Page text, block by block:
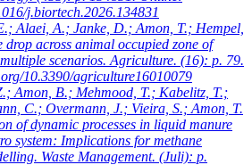
j.biortech.2026.134831
Alaei, A.; Janke, D.; Amon, T.; Hempel,
drop across animal occupied zone of
scenarios. Agriculture. (16): p. 79.
10.3390/agriculture16010079
Amon, B.; Mehmood, T.; Kabelitz, T.;
C.; Overmann, J.; Vieira, S.; Amon, T.
of dynamic processes in liquid manure
system: Implications for methane
Waste Management. (Juli): p.